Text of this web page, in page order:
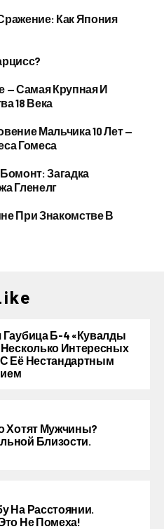
Как Япония
— Самая Крупная И
18 Века
Мальчика 10 Лет —
Гомеса
Загадка
Гленелг
При Знакомстве В
Гаубица Б-4 «Кувалды
Интересных
Её Нестандартным
Хотят Мужчины?
Близости.
На Расстоянии.
Не Помеха!